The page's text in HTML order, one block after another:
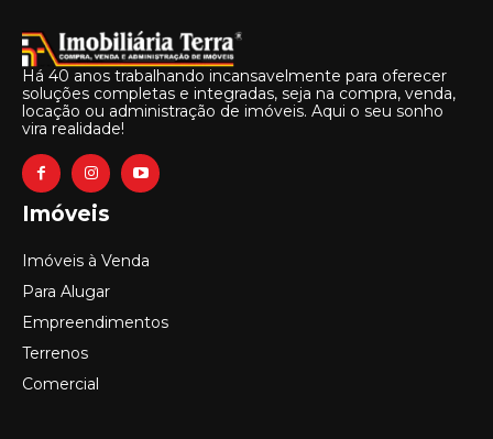
Há 40 anos trabalhando incansavelmente para oferecer
soluções completas e integradas, seja na compra, venda,
locação ou administração de imóveis. Aqui o seu sonho
vira realidade!
Imóveis
Imóveis à Venda
Para Alugar
Empreendimentos
Terrenos
Comercial